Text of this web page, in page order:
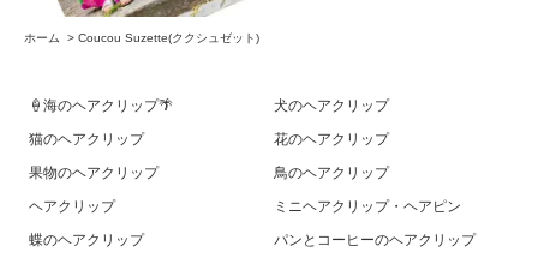
ホーム > Coucou Suzette(ククシュゼット)
🍦海のヘアクリップ🌴
犬のヘアクリップ
猫のヘアクリップ
花のヘアクリップ
果物のヘアクリップ
鳥のヘアクリップ
ヘアクリップ
ミニヘアクリップ・ヘアピン
蝶のヘアクリップ
パンとコーヒーのヘアクリップ